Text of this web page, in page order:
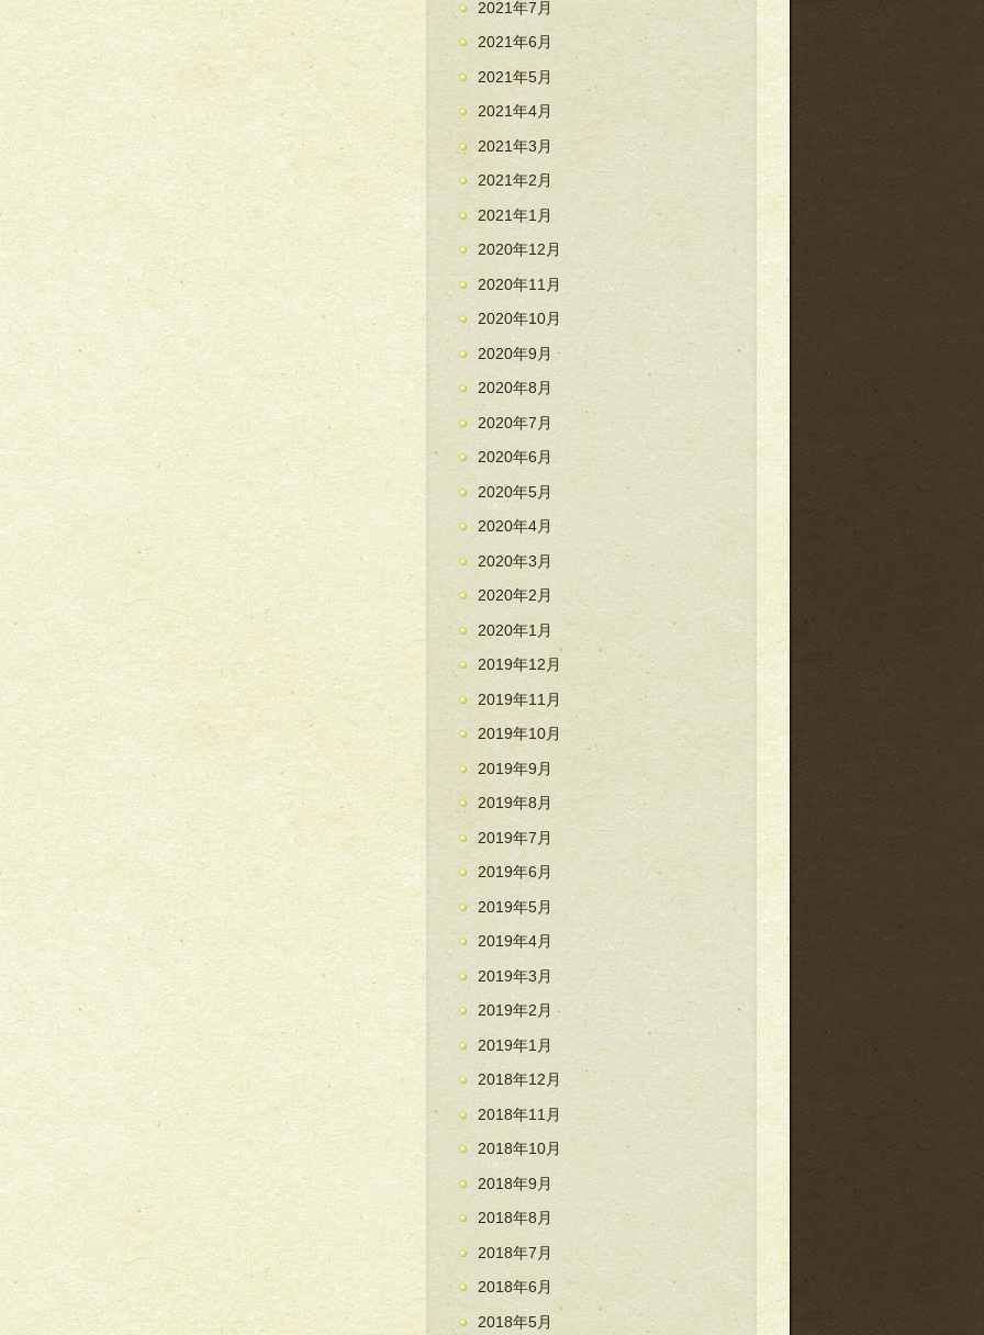
2021年7月
2021年6月
2021年5月
2021年4月
2021年3月
2021年2月
2021年1月
2020年12月
2020年11月
2020年10月
2020年9月
2020年8月
2020年7月
2020年6月
2020年5月
2020年4月
2020年3月
2020年2月
2020年1月
2019年12月
2019年11月
2019年10月
2019年9月
2019年8月
2019年7月
2019年6月
2019年5月
2019年4月
2019年3月
2019年2月
2019年1月
2018年12月
2018年11月
2018年10月
2018年9月
2018年8月
2018年7月
2018年6月
2018年5月